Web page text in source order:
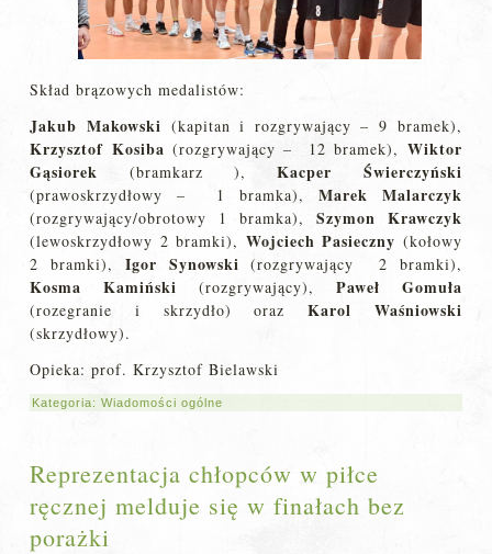
Skład brązowych medalistów:
Jakub Makowski (kapitan i rozgrywający – 9 bramek),
Krzysztof Kosiba (rozgrywający – 12 bramek), Wiktor
Gąsiorek (bramkarz ),Kacper Świerczyński
(prawoskrzydłowy – 1 bramka), Marek Malarczyk
(rozgrywający/obrotowy 1 bramka), Szymon Krawczyk
(lewoskrzydłowy 2 bramki), Wojciech Pasieczny (kołowy
2 bramki), Igor Synowski (rozgrywający 2 bramki),
Kosma Kamiński (rozgrywający), Paweł Gomuła
(rozegranie i skrzydło) oraz Karol Waśniowski
(skrzydłowy).
Opieka: prof. Krzysztof Bielawski
Kategoria:Wiadomości ogólne
Reprezentacja chłopców w piłce
ręcznej melduje się w finałach bez
porażki